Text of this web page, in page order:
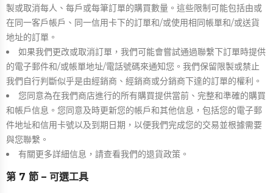
製或取消每人、每戶或每筆訂單的購買數量。這些限制可能包括由或
在同一客戶帳戶、同一信用卡下的訂單和/或使用相同帳單和/或送貨
地址的訂單。
如果我們更改或取消訂單，我們可能會嘗試通過聯繫下訂單時提供
的電子郵件和/或帳單地址/電話號碼來通知您。我們保留限製或禁止
我們自行判斷似乎是由經銷商、經銷商或分銷商下達的訂單的權利。
您同意為在我們商店進行的所有購買提供當前、完整和準確的購買
和帳戶信息。您同意及時更新您的帳戶和其他信息，包括您的電子郵
件地址和信用卡號以​​及到期日期，以便我們完成您的交易並根據需要
與您聯繫。
有關更多詳細信息，請查看我們的退貨政策。
第 7 節 – 可選工具